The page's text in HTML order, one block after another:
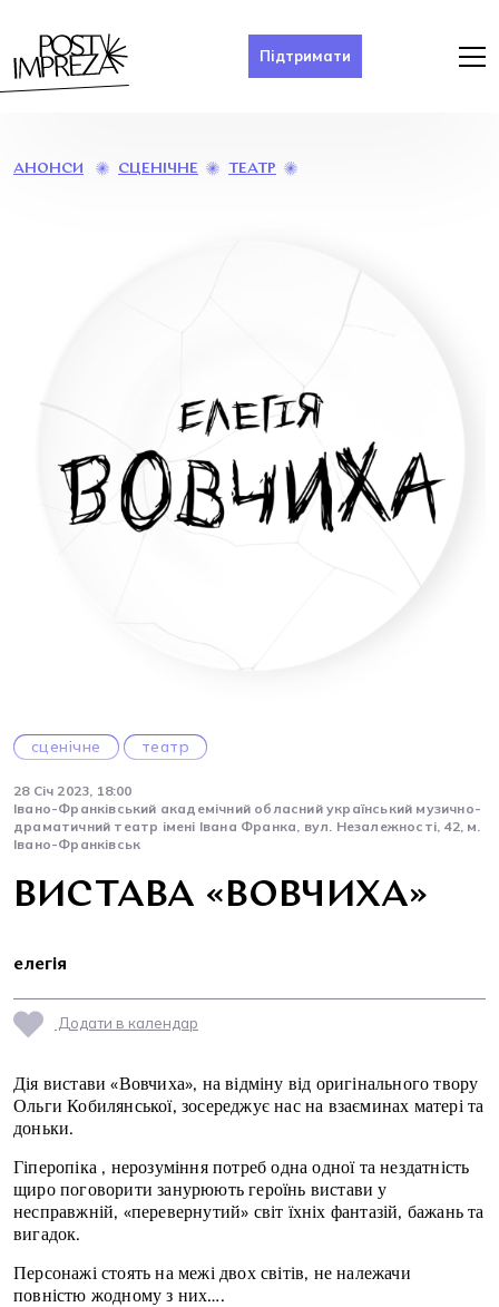
Підтримати
АНОНСИ СЦЕНІЧНЕ ТЕАТР
сценічне театр
28 Січ 2023, 18:00
Івано-Франківський академічний обласний український музично-
драматичний театр імені Івана Франка, вул. Незалежності, 42, м.
Івано-Франківськ
ВИСТАВА «ВОВЧИХА»
елегія
Додати в календар
Дія вистави «Вовчиха», на відміну від оригінального твору
Ольги Кобилянської, зосереджує нас на взаєминах матері та
доньки.
Гіперопіка , нерозуміння потреб одна одної та нездатність
щиро поговорити занурюють героїнь вистави у
несправжній, «перевернутий» світ їхніх фантазій, бажань та
вигадок.
Персонажі стоять на межі двох світів, не належачи
повністю жодному з них….